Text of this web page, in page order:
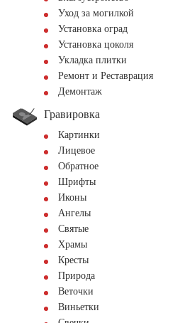
Уход за могилкой
Установка оград
Установка цоколя
Укладка плитки
Ремонт и Реставрация
Демонтаж
Гравировка
Картинки
Лицевое
Обратное
Шрифты
Иконы
Ангелы
Святые
Храмы
Кресты
Природа
Веточки
Виньетки